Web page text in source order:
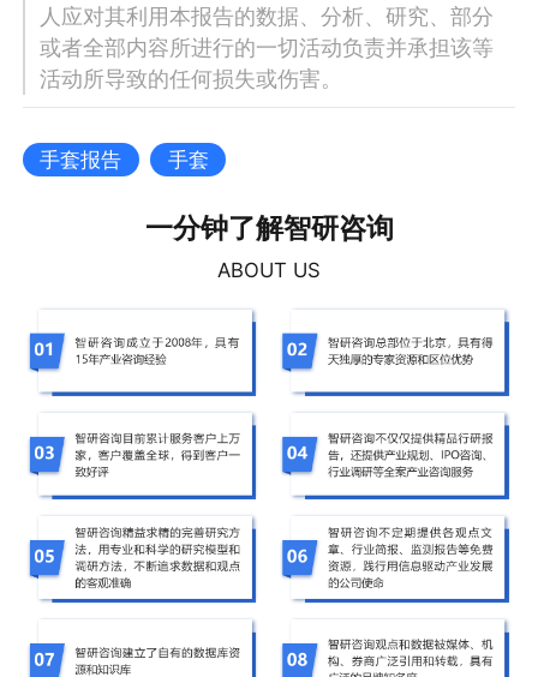
人应对其利用本报告的数据、分析、研究、部分
或者全部内容所进行的一切活动负责并承担该等
活动所导致的任何损失或伤害。
手套报告 手套
一分钟了解智研咨询
ABOUT US